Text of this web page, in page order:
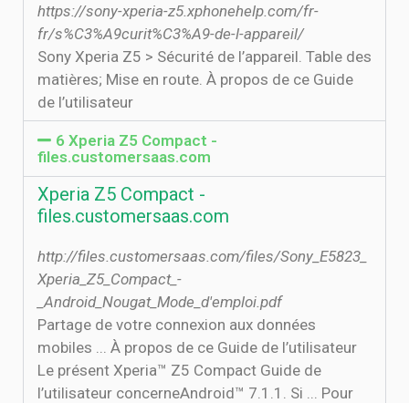
https://sony-xperia-z5.xphonehelp.com/fr-
fr/s%C3%A9curit%C3%A9-de-l-appareil/
Sony Xperia Z5 > Sécurité de l’appareil. Table des
matières; Mise en route. À propos de ce Guide
de l’utilisateur
6 Xperia Z5 Compact -
files.customersaas.com
Xperia Z5 Compact -
files.customersaas.com
http://files.customersaas.com/files/Sony_E5823_
Xperia_Z5_Compact_-
_Android_Nougat_Mode_d'emploi.pdf
Partage de votre connexion aux données
mobiles ... À propos de ce Guide de l’utilisateur
Le présent Xperia™ Z5 Compact Guide de
l’utilisateur concerneAndroid™ 7.1.1. Si ... Pour